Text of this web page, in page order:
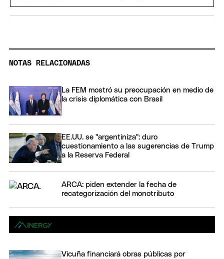
NOTAS RELACIONADAS
La FEM mostró su preocupación en medio de
la crisis diplomática con Brasil
EE.UU. se "argentiniza": duro
cuestionamiento a las sugerencias de Trump
a la Reserva Federal
ARCA: piden extender la fecha de
recategorización del monotributo
Vicuña financiará obras públicas por